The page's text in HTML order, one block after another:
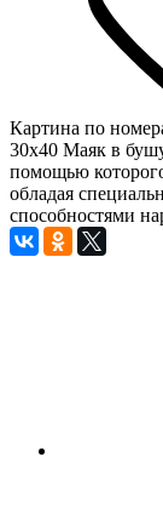
Картина по
30х40 Маяк в
помощью
обладая
способностями